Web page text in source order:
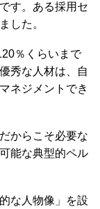
す。ある採用セ
した。
％くらいまで
秀な人材は、自
ネジメントでき
からこそ必要な
能な典型的ペル
な人物像」を設